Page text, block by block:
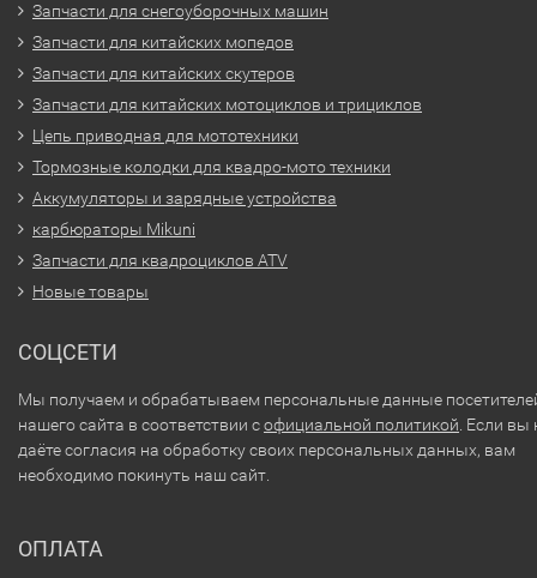
Запчасти для снегоуборочных машин
Запчасти для китайских мопедов
Запчасти для китайских скутеров
Запчасти для китайских мотоциклов и трициклов
Цепь приводная для мототехники
Тормозные колодки для квадро-мото техники
Аккумуляторы и зарядные устройства
карбюраторы Mikuni
Запчасти для квадроциклов ATV
Новые товары
СОЦСЕТИ
Мы получаем и обрабатываем персональные данные
нашего сайта в соответствии софициальной политикой . Если вы
даёте согласия на обработку своих персональных данных, вам
необходимо покинуть наш сайт.
ОПЛАТА